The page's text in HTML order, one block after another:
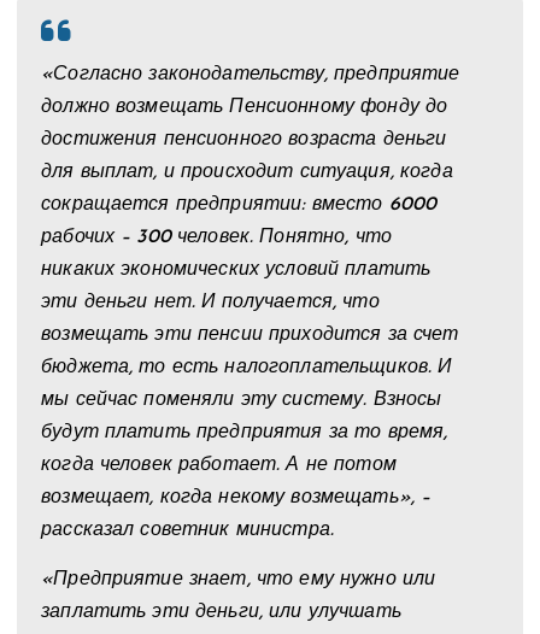
«Согласно законодательству, предприятие
должно возмещать Пенсионному фонду до
достижения пенсионного возраста деньги
для выплат, и происходит ситуация, когда
сокращается предприятии: вместо 6000
рабочих – 300 человек. Понятно, что
никаких экономических условий платить
эти деньги нет. И получается, что
возмещать эти пенсии приходится за счет
бюджета, то есть налогоплательщиков. И
мы сейчас поменяли эту систему. Взносы
будут платить предприятия за то время,
когда человек работает. А не потом
возмещает, когда некому возмещать», –
рассказал советник министра.
«Предприятие знает, что ему нужно или
заплатить эти деньги, или улучшать